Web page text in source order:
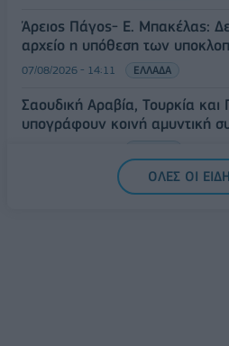
Άρειος Πάγος- Ε. Μπακέλας:
αρχείο η υπόθεση των
07/08/2026 - 14:11 ΕΛΛΑΔΑ
Σαουδική Αραβία, Τουρκία και
υπογράφουν κοινή αμυντική
ΟΛΕΣ ΟΙ